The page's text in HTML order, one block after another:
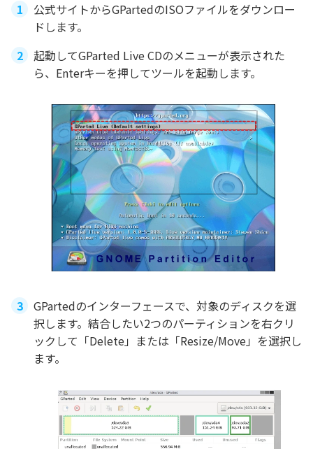
公式サイトからGPartedのISOファイルをダウンロー
ドします。
起動してGParted Live CDのメニューが表示された
ら、Enterキーを押してツールを起動します。
GPartedのインターフェースで、対象のディスクを選
択します。結合したい2つのパーティションを右クリ
ックして「Delete」または「Resize/Move」を選択し
ます。